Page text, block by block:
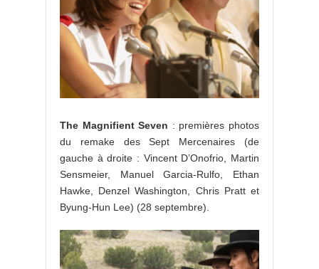
The Magnifient Seven : premières photos
du remake des Sept Mercenaires (de
gauche à droite : Vincent D’Onofrio, Martin
Sensmeier, Manuel Garcia-Rulfo, Ethan
Hawke, Denzel Washington, Chris Pratt et
Byung-Hun Lee) (28 septembre).